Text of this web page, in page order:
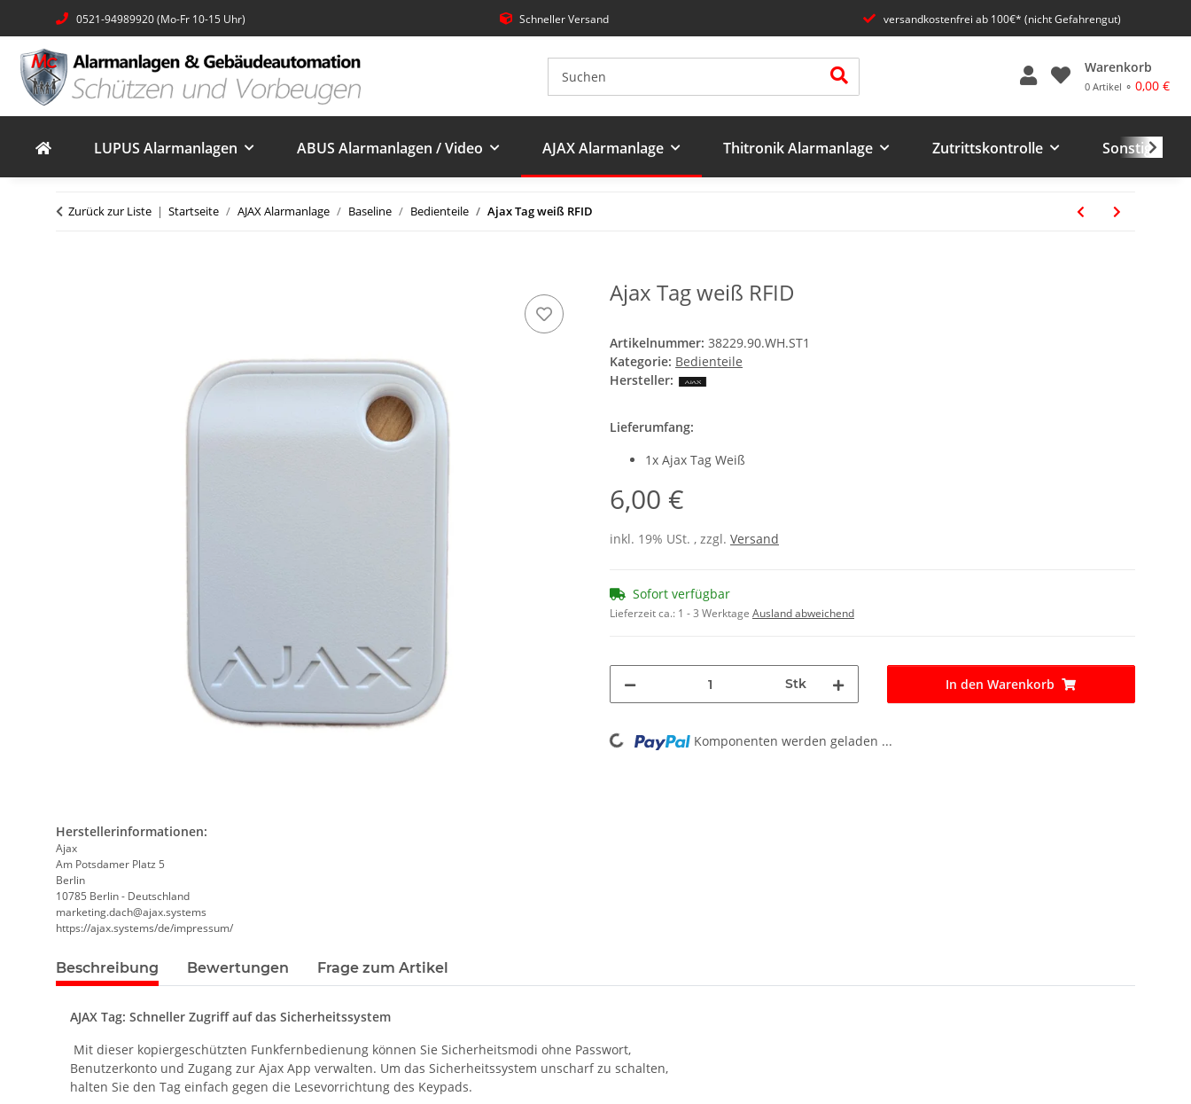
0521-94989920 (Mo-Fr 10-15 Uhr) Schneller Versand versandkostenfrei ab 100€* (nicht Gefahrengut)
Warenkorb
0 Artikel ⚬ 0,00 €
LUPUS Alarmanlagen ABUS Alarmanlagen / Video AJAX Alarmanlage Thitronik Alarmanlage Zutrittskontrolle Sonstiges
Zurück zur Liste Startseite AJAX Alarmanlage Baseline Bedienteile Ajax Tag weiß RFID
Ajax Tag weiß RFID
Artikelnummer: 38229.90.WH.ST1
Kategorie: Bedienteile
Hersteller:
Lieferumfang:
1x Ajax Tag Weiß
6,00 €
inkl. 19% USt. , zzgl. Versand
Sofort verfügbar
Lieferzeit ca.: 1 - 3 Werktage Ausland abweichend
Stk In den Warenkorb
Loading... Komponenten werden geladen ...
Herstellerinformationen:
Ajax
Am Potsdamer Platz 5
Berlin
10785 Berlin - Deutschland
marketing.dach@ajax.systems
https://ajax.systems/de/impressum/
Beschreibung Bewertungen Frage zum Artikel
AJAX Tag: Schneller Zugriff auf das Sicherheitssystem
Mit dieser kopiergeschützten Funkfernbedienung können Sie Sicherheitsmodi ohne Passwort,
Benutzerkonto und Zugang zur Ajax App verwalten. Um das Sicherheitssystem unscharf zu schalten,
halten Sie den Tag einfach gegen die Lesevorrichtung des Keypads.